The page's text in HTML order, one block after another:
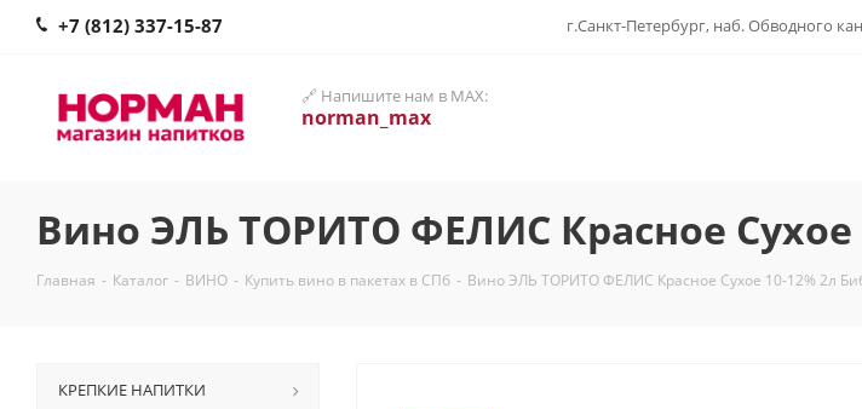
+7 (812) 337-15-87 г.Санкт-Петербург, наб. Обводного
🔗 Напишите нам в MAX:
norman_max
Вино ЭЛЬ ТОРИТО ФЕЛИС Красное
Главная - Каталог - ВИНО - Купить вино в пакетах в СПб - Вино ЭЛЬ ТОРИТО ФЕЛИС Красное Сухое 10-12% 2л
КРЕПКИЕ НАПИТКИ